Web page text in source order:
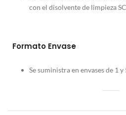
con el disolvente de limpieza
Formato Envase
Se suministra en envases de 1 y